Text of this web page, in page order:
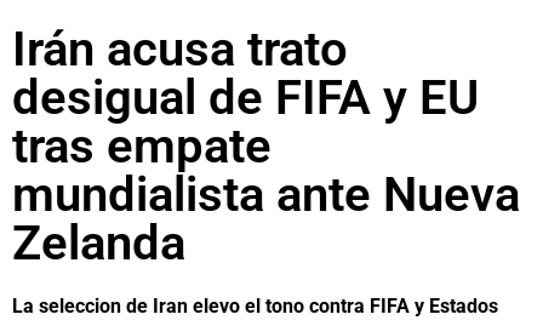
Irán acusa trato
desigual de FIFA y EU
tras empate
mundialista ante Nueva
Zelanda
La seleccion de Iran elevo el tono contra FIFA y Estados